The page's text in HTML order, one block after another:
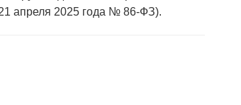
апреля 2025 года № 86-ФЗ).